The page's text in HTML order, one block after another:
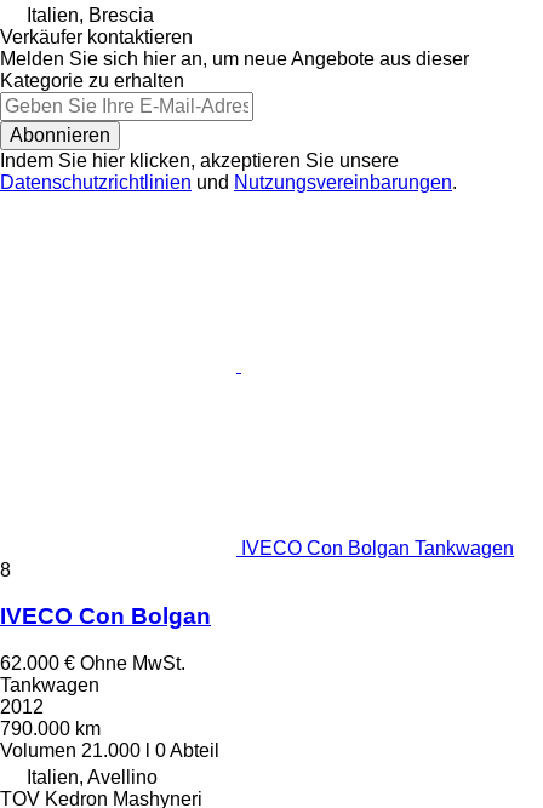
Italien, Brescia
Verkäufer kontaktieren
Melden Sie sich hier an, um neue Angebote aus dieser
Kategorie zu erhalten
Abonnieren
Indem Sie hier klicken, akzeptieren Sie unsere
Datenschutzrichtlinien und Nutzungsvereinbarungen.
IVECO Con Bolgan Tankwagen
8
IVECO Con Bolgan
62.000 € Ohne MwSt.
Tankwagen
2012
790.000 km
Volumen 21.000 l
0 Abteil
Italien, Avellino
TOV Kedron Mashyneri